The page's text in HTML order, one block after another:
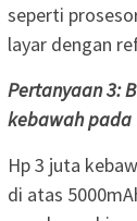
seperti
layar dengan
Pertanyaan 3:
kebawah pada
Hp 3 juta
di atas